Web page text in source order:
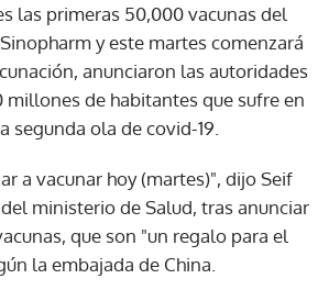
las primeras 50,000 vacunas del
y este martes comenzará
anunciaron las autoridades
millones de habitantes que sufre en
segunda ola de covid-19.
a vacunar hoy (martes)", dijo Seif
ministerio de Salud, tras anunciar
que son "un regalo para el
la embajada de China.